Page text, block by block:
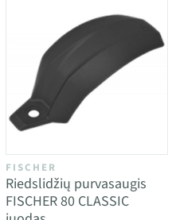
FISCHER
Riedslidžių purvasaugis
FISCHER 80 CLASSIC